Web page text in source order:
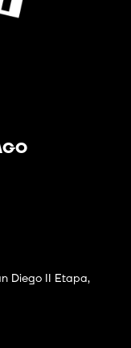
Diego II Etapa,